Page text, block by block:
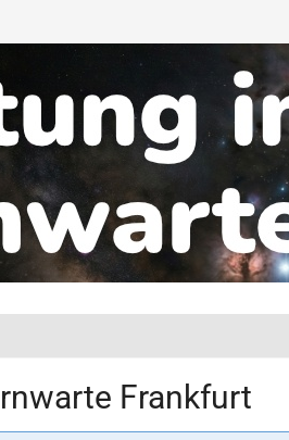
Frankfurt